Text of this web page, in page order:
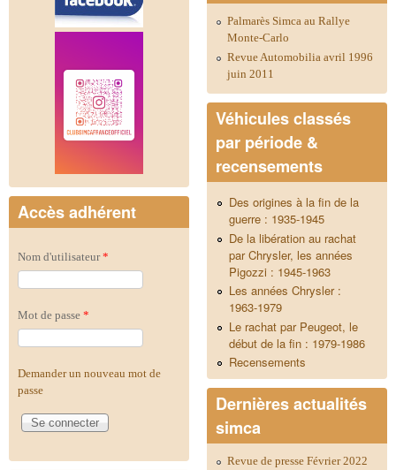
Accès adhérent
Nom d'utilisateur*
Mot de passe *
Demander un nouveau mot de
passe
Palmarès Simca au Rallye
Monte-Carlo
Revue Automobilia avril 1996
juin 2011
Véhicules classés
par période &
recensements
Des origines à la fin de la
guerre : 1935-1945
De la libération au rachat
par Chrysler, les années
Pigozzi : 1945-1963
Les années Chrysler :
1963-1979
Le rachat par Peugeot, le
début de la fin : 1979-1986
Recensements
Dernières actualités
simca
Revue de presse Février 2022